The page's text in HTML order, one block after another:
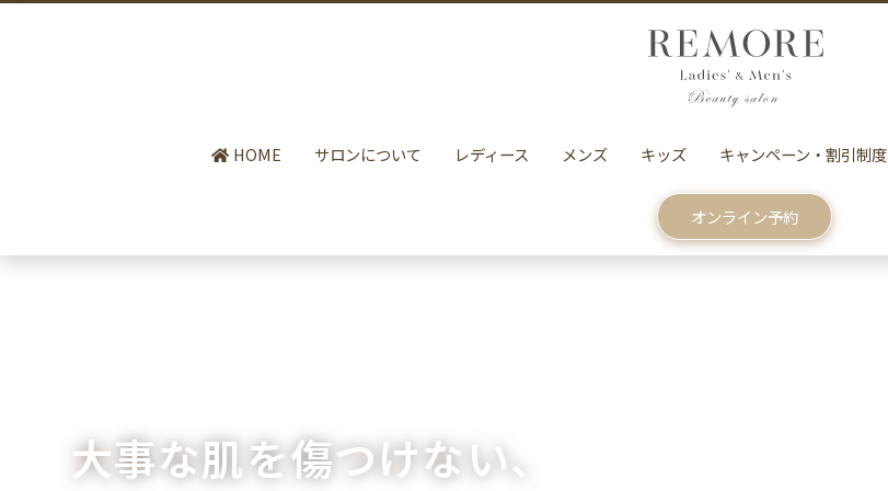
HOME サロンについて レディース メンズ キッズ キャンペーン・割引制度
オンライン予約
大事な肌を傷つけない、